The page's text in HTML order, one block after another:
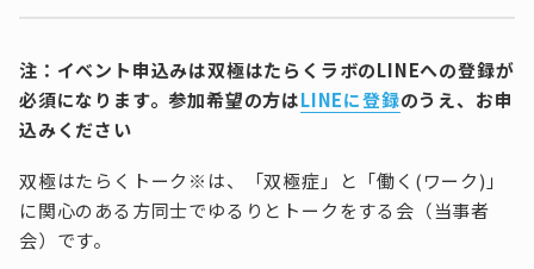
注：イベント申込みは双極はたらくラボのLINEへの登録が
必須になります。参加希望の方はLINEに登録のうえ、お申
込みください
双極はたらくトーク※は、「双極症」と「働く(ワーク)」
に関心のある方同士でゆるりとトークをする会（当事者
会）です。